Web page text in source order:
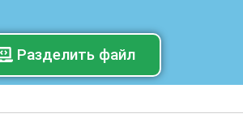
Разделить файл